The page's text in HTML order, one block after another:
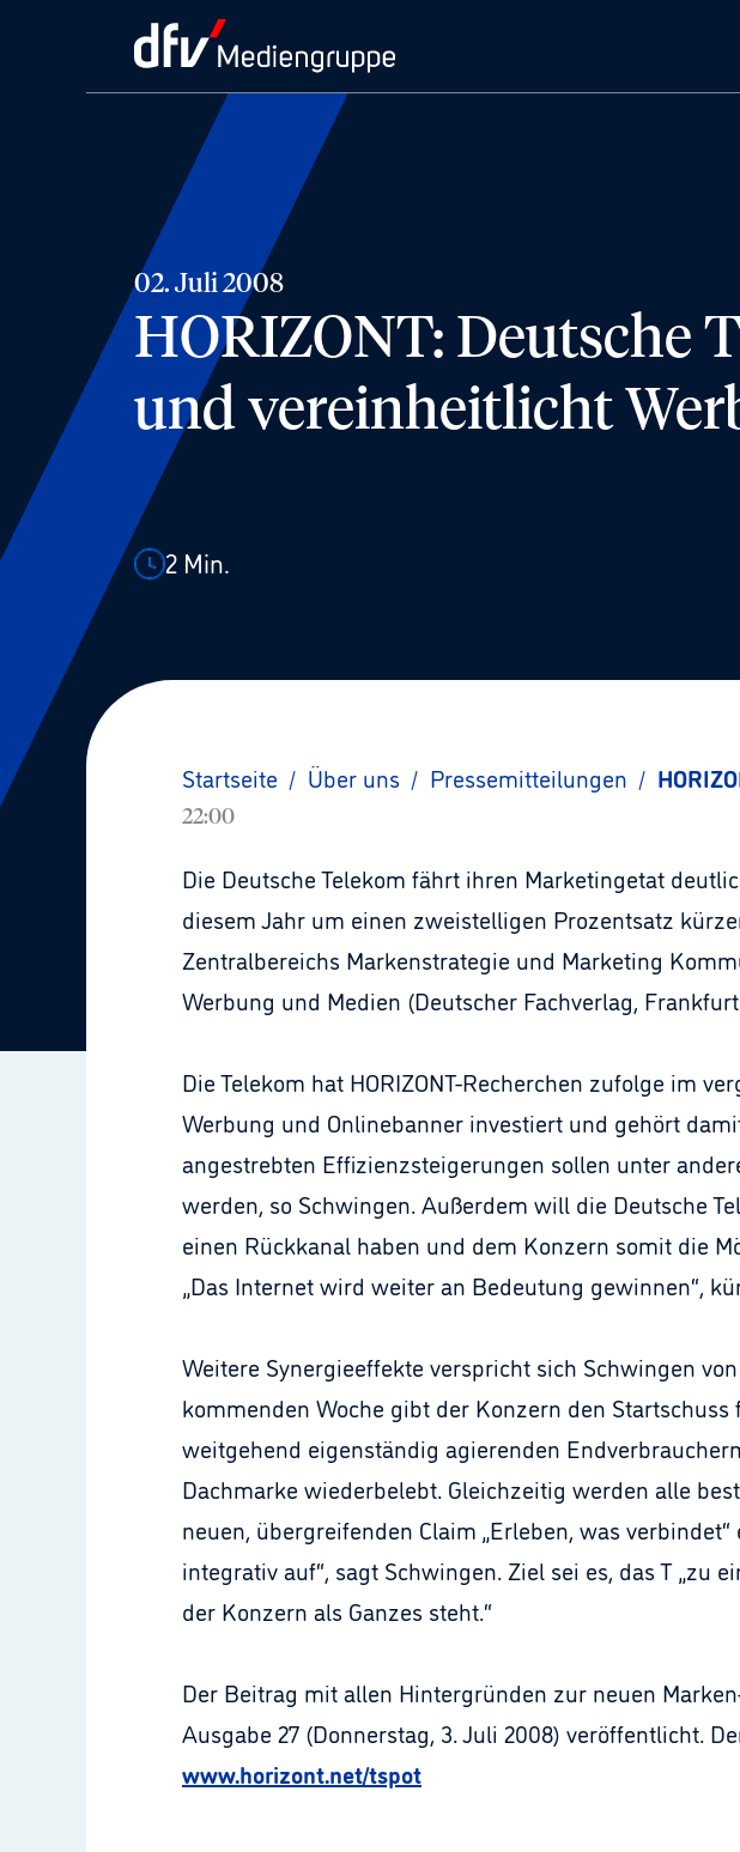
02. Juli 2008
HORIZONT: Deutsche
und vereinheitlicht
2 Min.
Startseite / Über uns / Pressemitteilungen /
22:00
Die Deutsche Telekom fährt ihren Marketingetat
diesem Jahr um einen zweistelligen Prozentsatz
Zentralbereichs Markenstrategie und Marketing
Werbung und Medien (Deutscher Fachverlag,
Die Telekom hat HORIZONT-Recherchen zufolge im
Werbung und Onlinebanner investiert und gehört
angestrebten Effizienzsteigerungen sollen unter
werden, so Schwingen. Außerdem will die Deutsche
einen Rückkanal haben und dem Konzern somit die
„Das Internet wird weiter an Bedeutung gewinnen“,
Weitere Synergieeffekte verspricht sich Schwingen
kommenden Woche gibt der Konzern den
weitgehend eigenständig agierenden
Dachmarke wiederbelebt. Gleichzeitig werden alle
neuen, übergreifenden Claim „Erleben, was
integrativ auf“, sagt Schwingen. Ziel sei es, das T
der Konzern als Ganzes steht.“
Der Beitrag mit allen Hintergründen zur neuen
Ausgabe 27 (Donnerstag, 3. Juli 2008) veröffentlicht.
www.horizont.net/tspot